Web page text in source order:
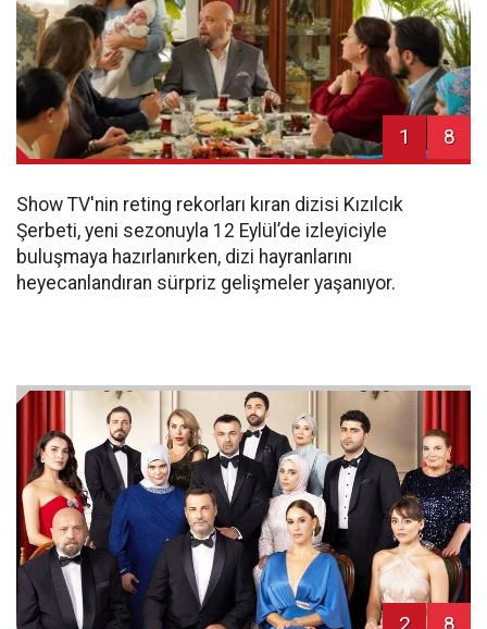
1 8
Show TV'nin reting rekorları kıran dizisi Kızılcık
Şerbeti, yeni sezonuyla 12 Eylül’de izleyiciyle
buluşmaya hazırlanırken, dizi hayranlarını
heyecanlandıran sürpriz gelişmeler yaşanıyor.